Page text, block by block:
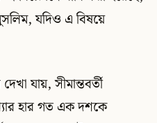
যদিও এ বিষয়ে
যায়, সীমান্তবর্তী
হার গত এক দশকে